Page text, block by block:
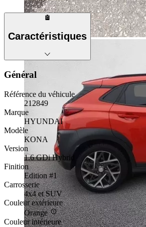
Caractéristiques
Général
Référence du véhicule
212849
Marque
HYUNDAI
Modèle
KONA
Version
1.6 GDi Hybrid
Finition
Edition #1
Carrosserie
4x4 et SUV
Couleur extérieure
Orange
Couleur intérieure